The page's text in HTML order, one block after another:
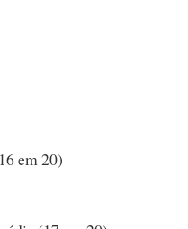
em 20)